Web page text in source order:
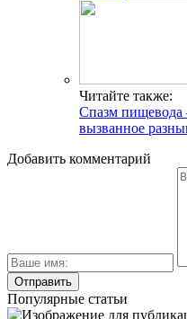
Читайте также:
Спазм пищевода
вызванное
Добавить комментарий
Популярные статьи